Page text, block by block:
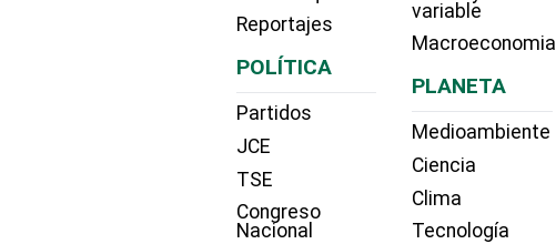
Reportajes
POLÍTICA
Partidos
JCE
TSE
Congreso
Nacional
variable
Macroeconomia
PLANETA
Medioambiente
Ciencia
Clima
Tecnología